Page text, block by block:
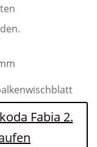
Fabia 2.